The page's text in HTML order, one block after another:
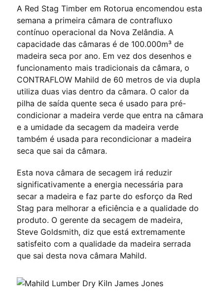
A Red Stag Timber em Rotorua encomendou esta
semana a primeira câmara de contrafluxo
contínuo operacional da Nova Zelândia. A
capacidade das câmaras é de 100.000m³ de
madeira seca por ano. Em vez dos desenhos e
funcionamento mais tradicionais da câmara, o
CONTRAFLOW Mahild de 60 metros de via dupla
utiliza duas vias dentro da câmara. O calor da
pilha de saída quente seca é usado para pré-
condicionar a madeira verde que entra na câmara
e a umidade da secagem da madeira verde
também é usada para recondicionar a madeira
seca que sai da câmara.
Esta nova câmara de secagem irá reduzir
significativamente a energia necessária para
secar a madeira e faz parte do esforço da Red
Stag para melhorar a eficiência e a qualidade do
produto. O gerente da secagem de madeira,
Steve Goldsmith, diz que está extremamente
satisfeito com a qualidade da madeira serrada
que sai desta nova câmara Mahild.